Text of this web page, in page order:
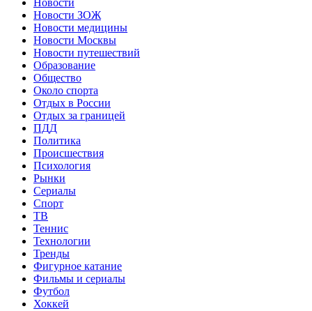
Новости
Новости ЗОЖ
Новости медицины
Новости Москвы
Новости путешествий
Образование
Общество
Около спорта
Отдых в России
Отдых за границей
ПДД
Политика
Происшествия
Психология
Рынки
Сериалы
Спорт
ТВ
Теннис
Технологии
Тренды
Фигурное катание
Фильмы и сериалы
Футбол
Хоккей